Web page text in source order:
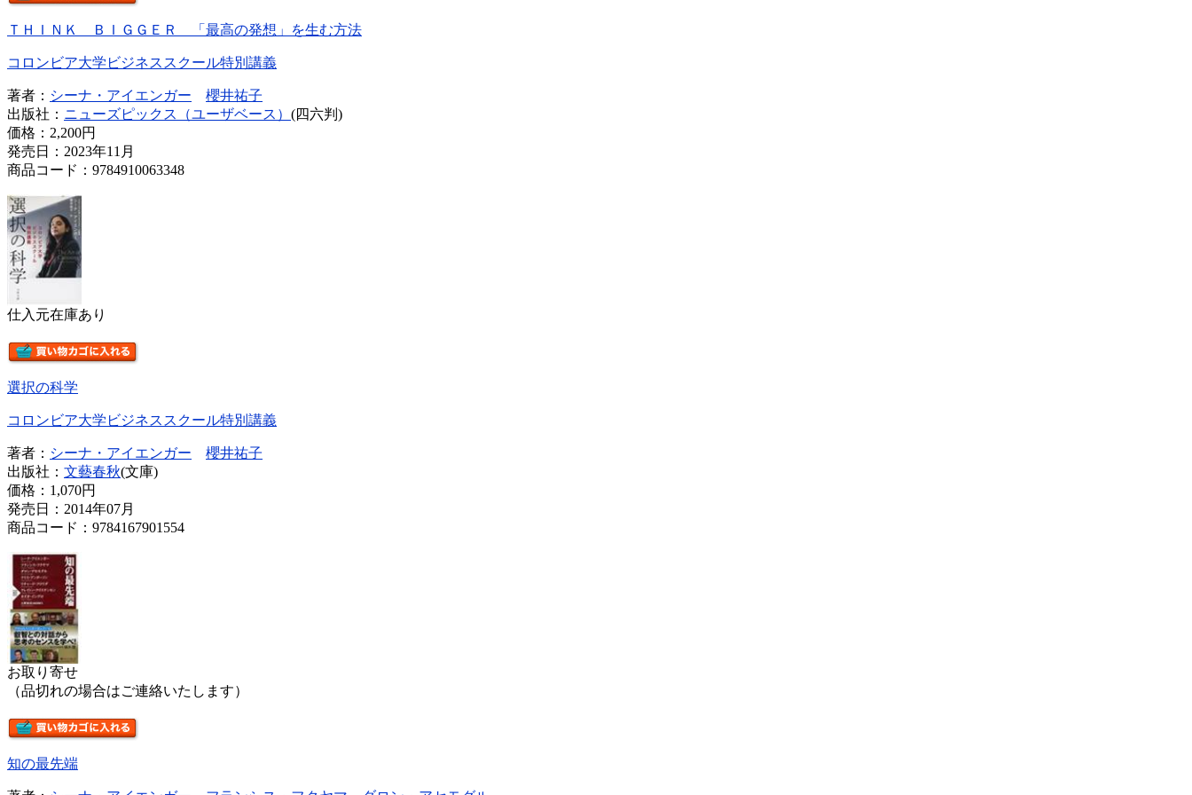
ＴＨＩＮＫ ＢＩＧＧＥＲ 「最高の発想」を生む方法
コロンビア大学ビジネススクール特別講義
著者： シーナ・アイエンガー
櫻井祐子
出版社： ニューズピックス（ユーザベース） (四六判)
価格： 2,200円
発売日：2023年11月
商品コード：9784910063348
仕入元在庫あり
選択の科学
コロンビア大学ビジネススクール特別講義
著者： シーナ・アイエンガー
櫻井祐子
出版社： 文藝春秋(文庫)
価格： 1,070円
発売日：2014年07月
商品コード：9784167901554
お取り寄せ
（品切れの場合はご連絡いたします）
知の最先端